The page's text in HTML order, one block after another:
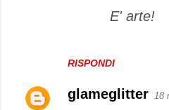
RISPONDI
E' arte!
glameglitter 18